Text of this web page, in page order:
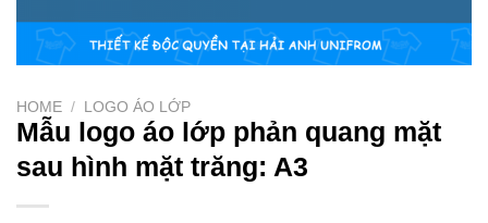
HOME / LOGO ÁO LỚP
Mẫu logo áo lớp phản quang mặt
sau hình mặt trăng: A3